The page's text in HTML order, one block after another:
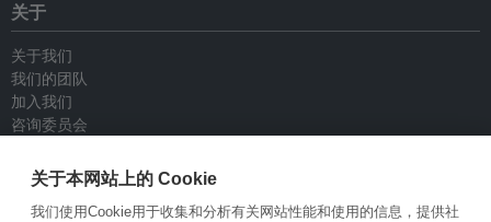
关于
关于我们
我们的团队
加入我们
咨询委员会
联系我们
关于本网站上的 Cookie
我们使用Cookie用于收集和分析有关网站性能和使用的信息，提供社